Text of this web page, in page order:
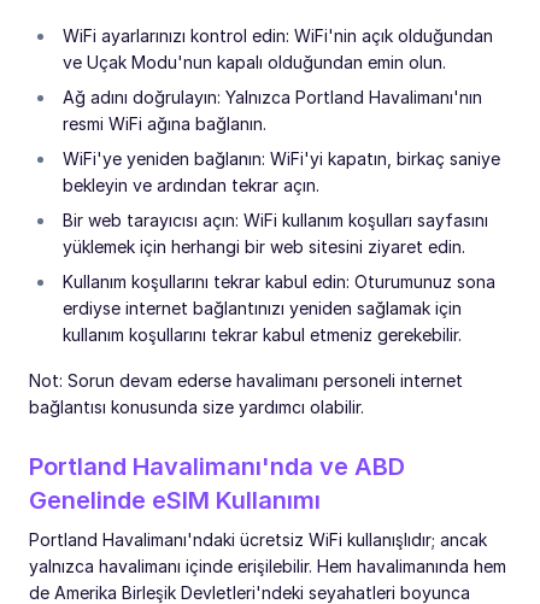
WiFi ayarlarınızı kontrol edin: WiFi'nin açık olduğundan
ve Uçak Modu'nun kapalı olduğundan emin olun.
Ağ adını doğrulayın: Yalnızca Portland Havalimanı'nın
resmi WiFi ağına bağlanın.
WiFi'ye yeniden bağlanın: WiFi'yi kapatın, birkaç saniye
bekleyin ve ardından tekrar açın.
Bir web tarayıcısı açın: WiFi kullanım koşulları sayfasını
yüklemek için herhangi bir web sitesini ziyaret edin.
Kullanım koşullarını tekrar kabul edin: Oturumunuz sona
erdiyse internet bağlantınızı yeniden sağlamak için
kullanım koşullarını tekrar kabul etmeniz gerekebilir.
Not: Sorun devam ederse havalimanı personeli internet
bağlantısı konusunda size yardımcı olabilir.
Portland Havalimanı'nda ve ABD
Genelinde eSIM Kullanımı
Portland Havalimanı'ndaki ücretsiz WiFi kullanışlıdır; ancak
yalnızca havalimanı içinde erişilebilir. Hem havalimanında hem
de Amerika Birleşik Devletleri'ndeki seyahatleri boyunca